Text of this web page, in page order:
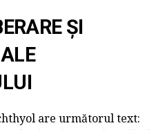
ȘI
are următorul text: